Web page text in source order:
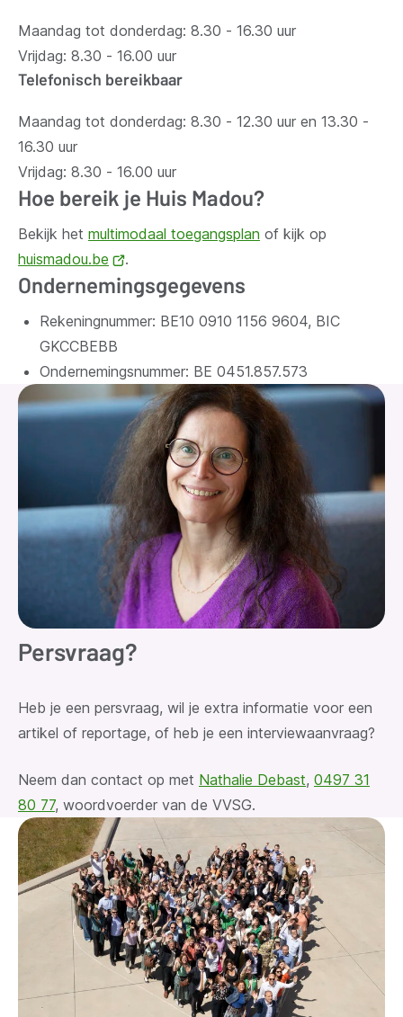
Maandag tot donderdag: 8.30 - 16.30 uur
Vrijdag: 8.30 - 16.00 uur
Telefonisch bereikbaar
Maandag tot donderdag: 8.30 - 12.30 uur en 13.30 -
16.30 uur
Vrijdag: 8.30 - 16.00 uur
Hoe bereik je Huis Madou?
Bekijk het multimodaal toegangsplan of kijk op
huismadou.be
(opent
nieuw
.
Ondernemingsgegevens
Rekeningnummer: BE10 0910 1156 9604, BIC
GKCCBEBB
Ondernemingsnummer: BE 0451.857.573
Persvraag?
Heb je een persvraag, wil je extra informatie voor een
artikel of reportage, of heb je een interviewaanvraag?
Neem dan contact op met Nathalie Debast, 0497 31
80 77, woordvoerder van de VVSG.